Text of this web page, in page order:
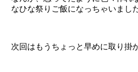
なひな祭りご飯になっちゃいまし
次回はもうちょっと早めに取り掛